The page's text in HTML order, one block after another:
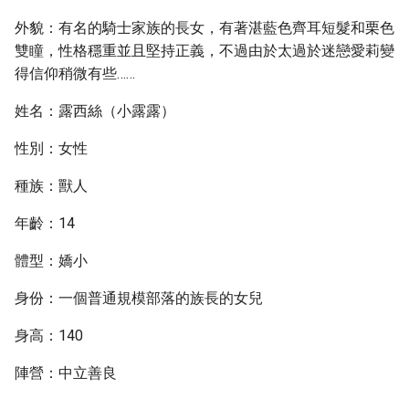
外貌：有名的騎士家族的長女，有著湛藍色齊耳短髮和栗色
雙瞳，性格穩重並且堅持正義，不過由於太過於迷戀愛莉變
得信仰稍微有些……
姓名：露西絲（小露露）
性別：女性
種族：獸人
年齡：14
體型：嬌小
身份：一個普通規模部落的族長的女兒
身高：140
陣營：中立善良